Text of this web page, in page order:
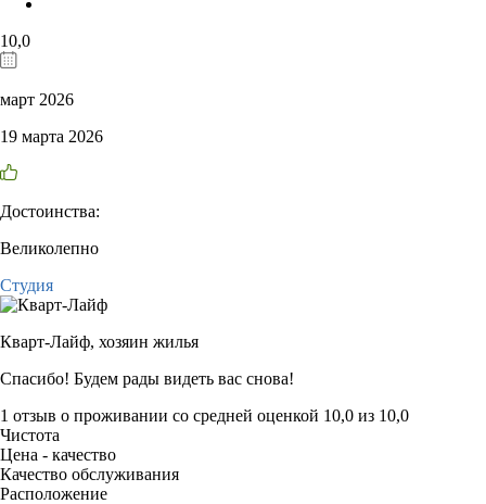
10,0
март 2026
19 марта 2026
Достоинства:
Великолепно
Студия
Кварт-Лайф, хозяин жилья
Спасибо! Будем рады видеть вас снова!
1 отзыв о проживании со средней оценкой 10,0 из 10,0
Чистота
Цена - качество
Качество обслуживания
Расположение